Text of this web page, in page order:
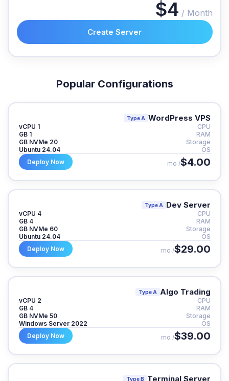
$4 / Month
Create Server
Popular Configurations
WordPress VPS
Type A
CPU
1 vCPU
RAM
1 GB
Storage
20 GB NVMe
OS
Ubuntu 24.04
$4.00
/ mo
Deploy Now
Dev Server
Type A
CPU
4 vCPU
RAM
4 GB
Storage
60 GB NVMe
OS
Ubuntu 24.04
$29.00
/ mo
Deploy Now
Algo Trading
Type A
CPU
2 vCPU
RAM
4 GB
Storage
50 GB NVMe
OS
Windows Server 2022
$39.00
/ mo
Deploy Now
Terminal Server
Type B